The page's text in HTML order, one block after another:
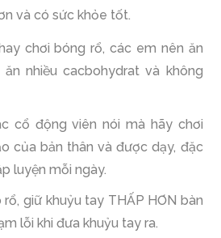
và có sức khỏe tốt.
chơi bóng rổ, các em nên ăn
nhiều cacbohydrat và không
cổ động viên nói mà hãy chơi
của bản thân và được dạy, đặc
luyện mỗi ngày.
giữ khuỷu tay THẤP HƠN bàn
lỗi khi đưa khuỷu tay ra.